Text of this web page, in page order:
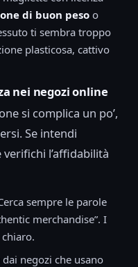
di buon pesoo
ti sembra troppo
plasticosa, cattivo
nei negozi online
si complica un po’,
Se intendi
l’affidabilità
sempre le parole
merchandise”. I
negozi che usano